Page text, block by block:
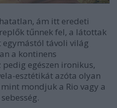
ám itt eredeti
tűnnek fel, a látottak
egymástól távoli világ
a kontinens
egészen ironikus,
esztétikát azóta olyan
mondjuk a Rio vagy a
.